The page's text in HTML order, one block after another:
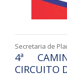
Secretaria de
4ª
CIRCUITO